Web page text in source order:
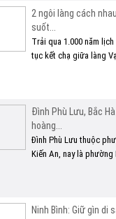
2 ngôi làng cách
suốt...
Trải qua 1.000 năm
tục kết chạ giữa làng
Đình Phù Lưu, Bắc
hoàng...
Đình Phù Lưu thuộc
Kiến An, nay là
Ninh Bình: Giữ gìn di